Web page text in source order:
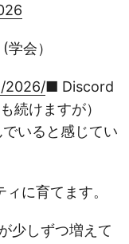
会）
2026/■ Discord
続けますが）
いると感じてい
に育てます。
少しずつ増えて